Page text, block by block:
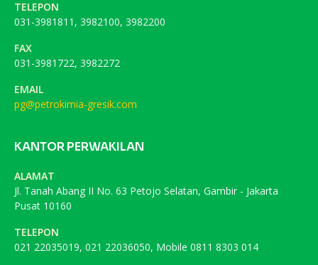
TELEPON
031-3981811, 3982100, 3982200
FAX
031-3981722, 3982272
EMAIL
pg@petrokimia-gresik.com
KANTOR PERWAKILAN
ALAMAT
Jl. Tanah Abang II No. 63 Petojo Selatan, Gambir - Jakarta
Pusat 10160
TELEPON
021 22035019, 021 22036050, Mobile 0811 8303 014